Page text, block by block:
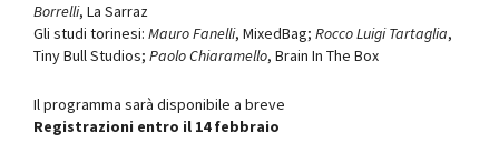
Borrelli, La Sarraz
Gli studi torinesi: Mauro Fanelli, MixedBag; Rocco Luigi Tartaglia,
Tiny Bull Studios; Paolo Chiaramello, Brain In The Box
Il programma sarà disponibile a breve
Registrazioni entro il 14 febbraio